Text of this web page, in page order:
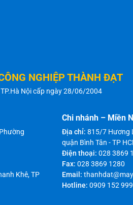
NGHIỆP THÀNH ĐẠT
Nội cấp ngày 28/06/2004
Khê, TP
Chi nhánh – Miền
Địa chỉ: 815/7 Hương
quận Bình Tân - TP
Điện thoại: 028 3869
Fax: 028 3869 1280
Email:
Hotline: 0909 152 999